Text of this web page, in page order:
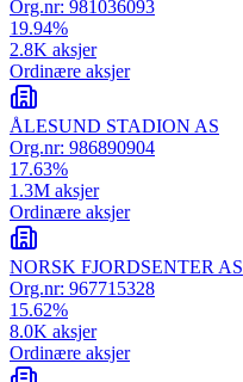
Org.nr: 981036093
19.94%
2.8K aksjer
Ordinære aksjer
ÅLESUND STADION AS
Org.nr: 986890904
17.63%
1.3M aksjer
Ordinære aksjer
NORSK FJORDSENTER AS
Org.nr: 967715328
15.62%
8.0K aksjer
Ordinære aksjer